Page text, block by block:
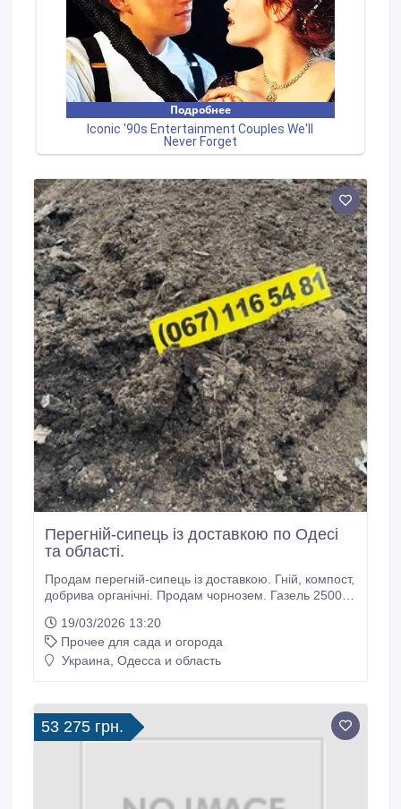
Перегній-сипець із доставкою по Одесі
та області.
Продам перегній-сипець із доставкою. Гній, компост,
добрива органічні. Продам чорнозем. Газель 2500
в мішках по 10 кг. Роздрібний продаж в упаковці по
10кг, 65 грн упаковка. Тонна 6500 грн. Продам дрова
метрівки та колоті. Сосна 1500/1800 Яблуня
19/03/2026 13:20
Прочее для сада и огорода
Украина, Одесса и область
53 275 грн.